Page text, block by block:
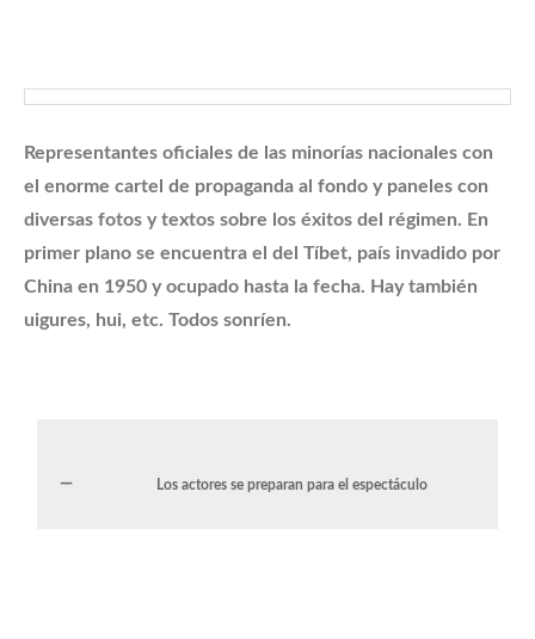
Representantes oficiales de las minorías nacionales con
el enorme cartel de propaganda al fondo y paneles con
diversas fotos y textos sobre los éxitos del régimen. En
primer plano se encuentra el del Tíbet, país invadido por
China en 1950 y ocupado hasta la fecha. Hay también
uigures, hui, etc. Todos sonríen.
Los actores se preparan para el espectáculo